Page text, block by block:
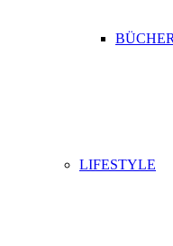
BÜCHER
LIFESTYLE